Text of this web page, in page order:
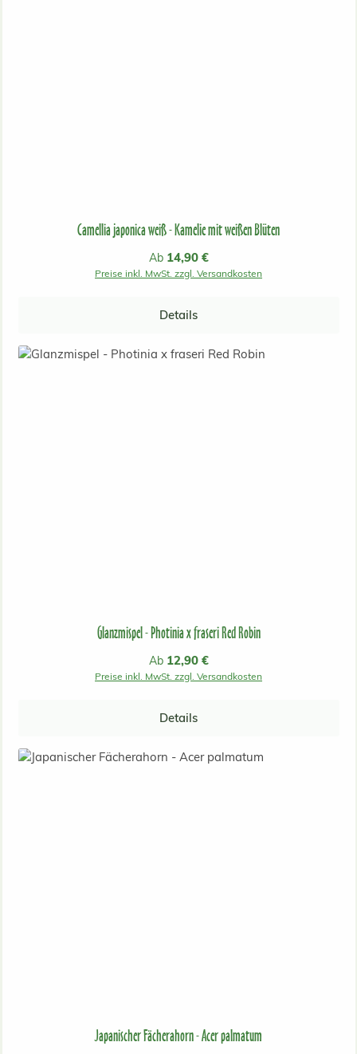
Camellia japonica weiß - Kamelie mit weißen Blüten
Regulärer Preis:
Ab 14,90 €
Preise inkl. MwSt. zzgl. Versandkosten
Details
Glanzmispel - Photinia x fraseri Red Robin
Regulärer Preis:
Ab 12,90 €
Preise inkl. MwSt. zzgl. Versandkosten
Details
Japanischer Fächerahorn - Acer palmatum